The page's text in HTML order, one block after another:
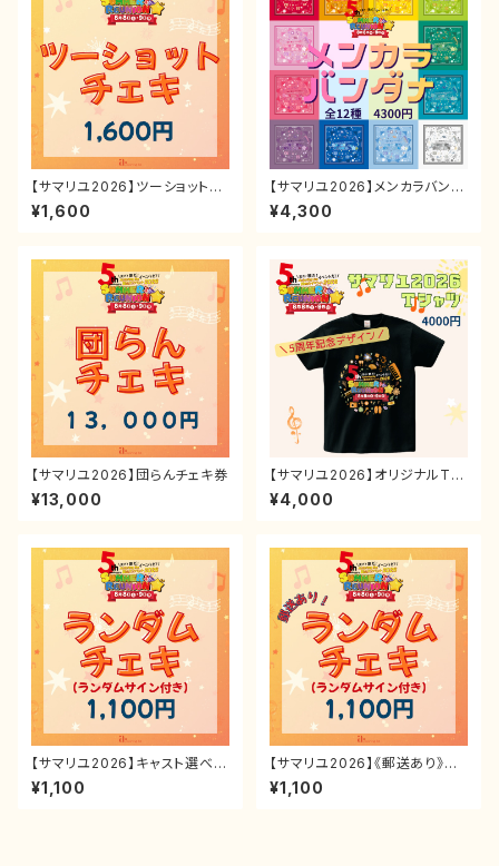
【サマリユ2026】ツーショットチ
ェキ券
¥1,600
【サマリユ2026】メンカラバンダ
ナ
¥4,300
【サマリユ2026】団らんチェキ券
¥13,000
【サマリユ2026】オリジナルTシ
ャツ
¥4,000
【サマリユ2026】キャスト選べる
ランダムチェキ(ランダムサイン
入り)
¥1,100
【サマリユ2026】《郵送あり》キ
ャスト選べるランダムチェキ(ラン
ダムサイン入り)
¥1,100